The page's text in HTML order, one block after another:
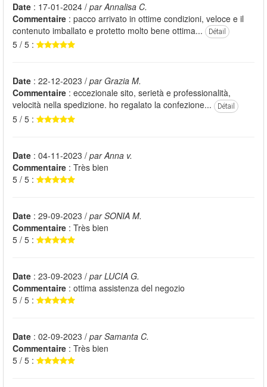
Date : 17-01-2024 / par Annalisa C.
Commentaire : pacco arrivato in ottime condizioni, veloce e il
contenuto imballato e protetto molto bene ottima...
Détail
5 / 5 :
Date : 22-12-2023 / par Grazia M.
Commentaire : eccezionale sito, serietà e professionalità,
velocità nella spedizione. ho regalato la confezione...
Détail
5 / 5 :
Date : 04-11-2023 / par Anna v.
Commentaire : Très bien
5 / 5 :
Date : 29-09-2023 / par SONIA M.
Commentaire : Très bien
5 / 5 :
Date : 23-09-2023 / par LUCIA G.
Commentaire : ottima assistenza del negozio
5 / 5 :
Date : 02-09-2023 / par Samanta C.
Commentaire : Très bien
5 / 5 :